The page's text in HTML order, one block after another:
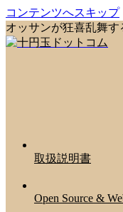
コンテンツへスキップ
オッサンが狂喜乱舞す
取扱説明書
Open Source &